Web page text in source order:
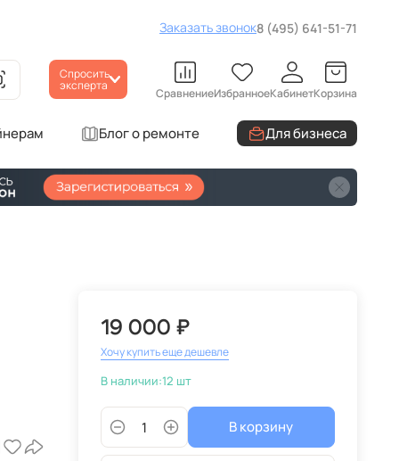
Заказать звонок8 (495) 641-51-71
Спросить
эксперта СравнениеИзбранноеКабинетКорзина
Блог о ремонте Для бизнеса
19 000 ₽
Хочу купить еще дешевле
В наличии:12 шт
В корзину